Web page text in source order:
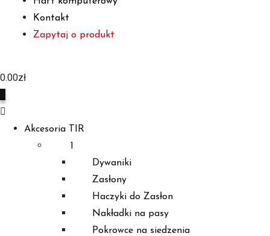
Kontakt
Zapytaj o produkt
0.00zł
Akcesoria TIR
1
Dywaniki
Zasłony
Haczyki do Zasłon
Nakładki na pasy
Pokrowce na siedzenia